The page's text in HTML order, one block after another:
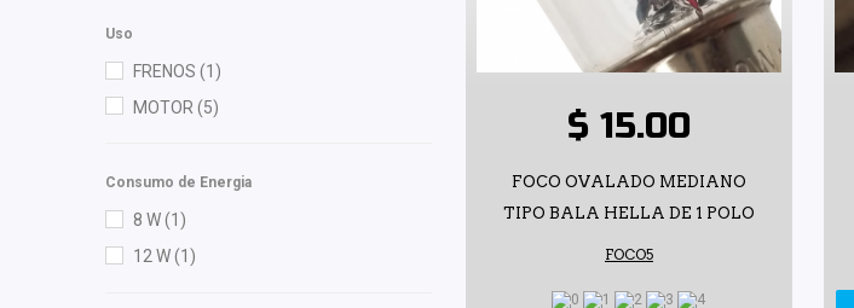
Uso
FRENOS (1)
MOTOR (5)
Consumo de Energia
8 W(1)
12 W(1)
$ 15.00
FOCO OVALADO MEDIANO
TIPO BALA HELLA DE 1 POLO
FOCO5